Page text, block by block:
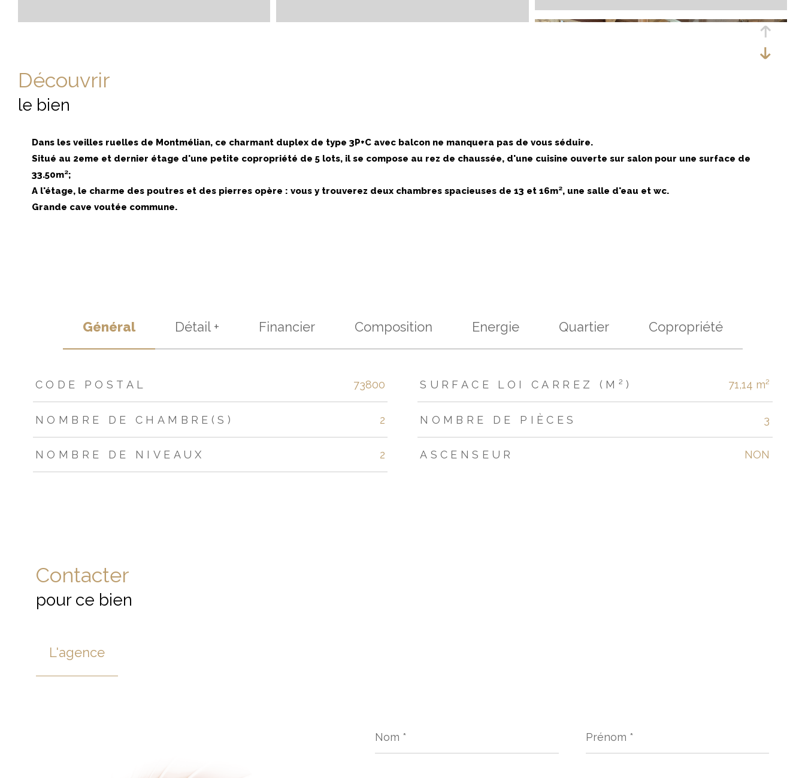
découvrir
le bien
Dans les veilles ruelles de Montmélian, ce charmant duplex de type 3P+C avec balcon ne manquera pas de vous séduire.
Situé au 2eme et dernier étage d'une petite copropriété de 5 lots, il se compose au rez de chaussée, d'une cuisine ouverte sur salon pour une surface de
33.50m²;
A l'étage, le charme des poutres et des pierres opère : vous y trouverez deux chambres spacieuses de 13 et 16m², une salle d'eau et wc.
Grande cave voutée commune.
Général Détail + Financier Composition Energie Quartier Copropriété
TRAD_ZEPHYR_Caracteristique
CODE POSTAL 73800 SURFACE LOI CARREZ (M²) 71,14 m²
NOMBRE DE CHAMBRE(S) 2 NOMBRE DE PIÈCES 3
NOMBRE DE NIVEAUX 2 ASCENSEUR NON
Contacter
pour ce bien
L'agence
*
*